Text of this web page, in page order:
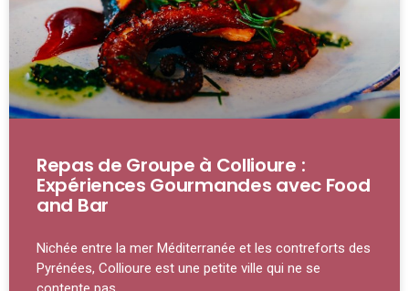
Repas de Groupe à Collioure :
Expériences Gourmandes avec Food
and Bar
Nichée entre la mer Méditerranée et les contreforts des
Pyrénées, Collioure est une petite ville qui ne se